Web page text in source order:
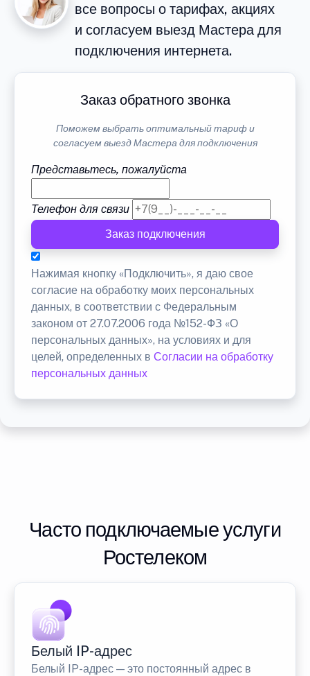
все вопросы о тарифах, акциях
и согласуем выезд Мастера для
подключения интернета.
Заказ обратного звонка
Поможем выбрать оптимальный тариф и
согласуем выезд Мастера для подключения
Представьтесь, пожалуйста
Телефон для связи
Заказ подключения
Нажимая кнопку «Подключить», я даю свое
согласие на обработку моих персональных
данных, в соответствии с Федеральным
законом от 27.07.2006 года №152-ФЗ «О
персональных данных», на условиях и для
целей, определенных в Согласии на обработку
персональных данных
Часто подключаемые услуги
Ростелеком
Белый IP-адрес
Белый IP-адрес — это постоянный адрес в